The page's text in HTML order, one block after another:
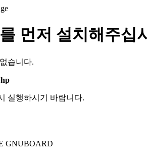
먼저 설치해주십
습니다.
실행하시기 바랍니다.
GNUBOARD